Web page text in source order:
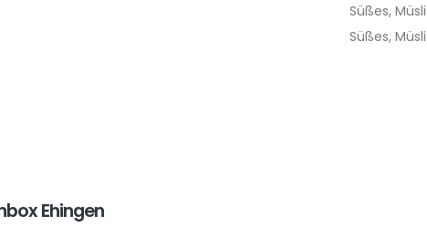
Süßes, Müsli
Süßes, Müsli
Ehingen